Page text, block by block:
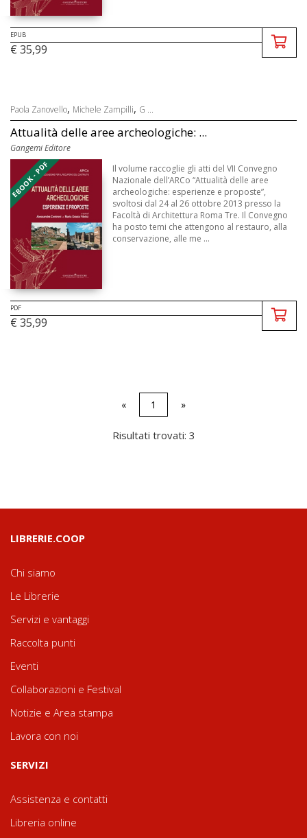
EPUB
€ 35,99
Paola Zanovello, Michele Zampilli, G ...
Attualità delle aree archeologiche: ...
Gangemi Editore
EBOOK - PDF
Il volume raccoglie gli atti del VII Convegno
Nazionale dell’ARCo “Attualità delle aree
archeologiche: esperienze e proposte”,
svoltosi dal 24 al 26 ottobre 2013 presso la
Facoltà di Architettura Roma Tre. Il Convegno
ha posto temi che attengono al restauro, alla
conservazione, alle me ...
PDF
€ 35,99
« 1 »
Risultati trovati: 3
LIBRERIE.COOP
Chi siamo
Le Librerie
Servizi e vantaggi
Raccolta punti
Eventi
Collaborazioni e Festival
Notizie e Area stampa
Lavora con noi
SERVIZI
Assistenza e contatti
Libreria online